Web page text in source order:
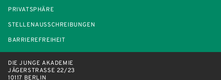
PRIVATSPHÄRE
STELLENAUSSCHREIBUNGEN
BARRIEREFREIHEIT
DIE JUNGE AKADEMIE
JÄGERSTRASSE 22/23
10117 BERLIN